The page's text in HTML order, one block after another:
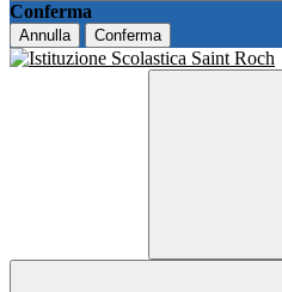
Conferma
Annulla Conferma